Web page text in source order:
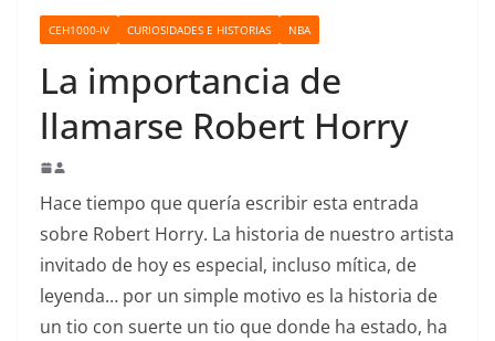
CEH1000-IV CURIOSIDADES E HISTORIAS NBA
La importancia de
llamarse Robert Horry
Hace tiempo que quería escribir esta entrada
sobre Robert Horry. La historia de nuestro artista
invitado de hoy es especial, incluso mítica, de
leyenda… por un simple motivo es la historia de
un tio con suerte un tio que donde ha estado, ha